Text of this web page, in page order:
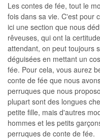
Les contes de fée, tout le
fois dans sa vie. C'est pour
ici une section que nous
rêveuses, qui ont la
attendant, on peut toujours
déguisées en mettant un
fée. Pour cela, vous aurez
conte de fée que nous
perruques que nous
plupart sont des longues
petite fille, mais d'autres
hommes et les petits
perruques de conte de fée.